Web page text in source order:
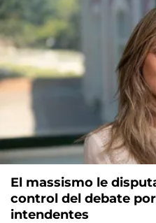
El massismo le
control del debate
intendentes